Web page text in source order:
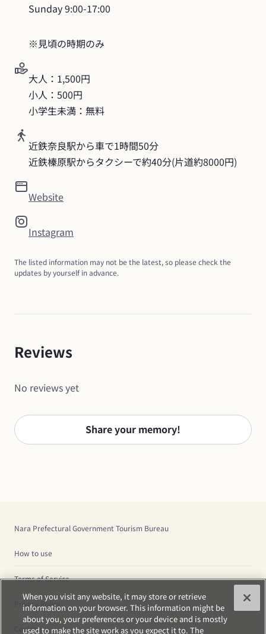
Sunday9:00-17:00
※見頃の時期のみ
大人：1,500円
小人：500円
小学生未満：無料
近鉄奈良駅から車で1時間50分
近鉄榛原駅からタクシーで約40分(片道約8000円)
Website
Instagram
The listed information may not be the latest, so please check the
updates by yourself in advance.
Reviews
No reviews yet
Share your memory!
Nara Prefectural Government Tourism Bureau
How to use
Terms of Service
Privacy Policy
Cookies
When you visit any website, it may store or retrieve
information on your browser. This information might be
about you, your preferences or your device and is mostly
used to make the site work as you expect it to. The